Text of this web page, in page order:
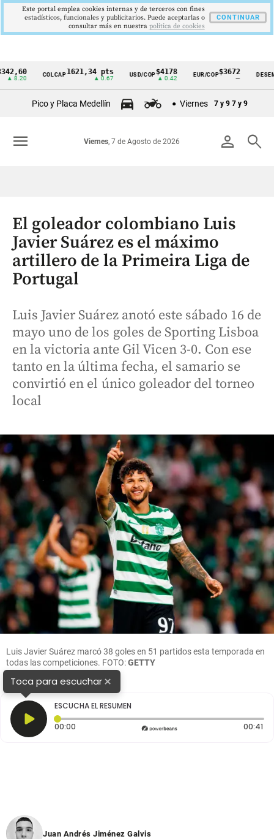
Cintillo
Colombia
COLCAP1621,34 pts USD/COP$4178
▲ 0.42
EUR/COP$3672
—
DESEMPLEO
Pico y Placa Medellín Viernes 7 y 9 7 y 9
person search
Viernes, 7 de Agosto de 2026
menu
El goleador colombiano Luis
Javier Suárez es el máximo
artillero de la Primeira Liga de
Portugal
Luis Javier Suárez anotó este sábado 16 de
mayo uno de los goles de Sporting Lisboa
en la victoria ante Gil Vicen 3-0. Con ese
tanto en la última fecha, el samario se
convirtió en el único goleador del torneo
local
Luis Javier Suárez marcó 38 goles en 51 partidos esta temporada en
todas las competiciones. FOTO:GETTY
Toca para escuchar×
ESCUCHA EL RESUMEN
00:00 Tiempo transcurrido: 0 segundos 00:41
Juan Andrés Jiménez Galvis
Este portal emplea cookies internas y de terceros con fines
estadísticos, funcionales y publicitarios. Puede aceptarlas o
consultar más en nuestra politica de cookies
CONTINUAR